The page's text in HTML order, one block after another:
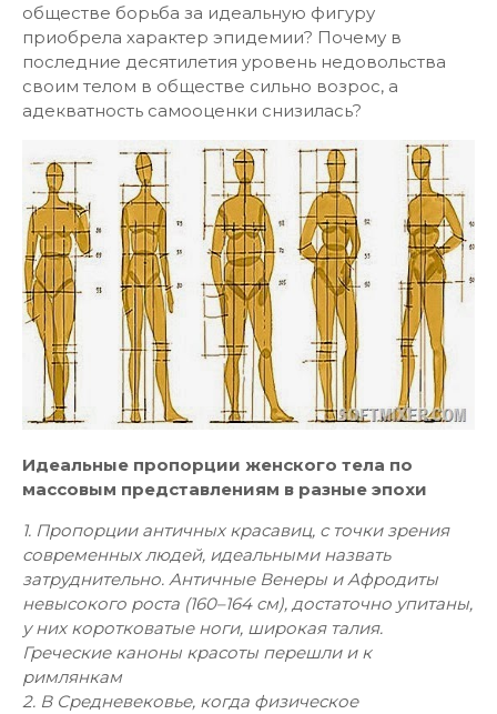
обществе борьба за идеальную фигуру
приобрела характер эпидемии? Почему в
последние десятилетия уровень недовольства
своим телом в обществе сильно возрос, а
адекватность самооценки снизилась?
Идеальные пропорции женского тела по
массовым представлениям в разные эпохи
1. Пропорции античных красавиц, с точки зрения
современных людей, идеальными назвать
затруднительно. Античные Венеры и Афродиты
невысокого роста (160–164 см), достаточно упитаны,
у них коротковатые ноги, широкая талия.
Греческие каноны красоты перешли и к
римлянкам
2. В Средневековье, когда физическое